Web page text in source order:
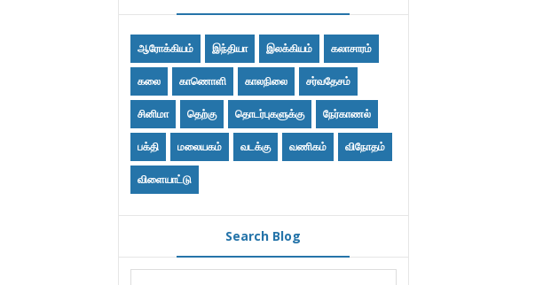
ஆரோக்கியம் இந்தியா இலக்கியம் கலாசாரம்
கலை காணொளி காலநிலை சர்வதேசம்
சினிமா தெற்கு தொடர்புகளுக்கு நேர்காணல்
பக்தி மலையகம் வடக்கு வணிகம் விநோதம்
விளையாட்டு
Search Blog